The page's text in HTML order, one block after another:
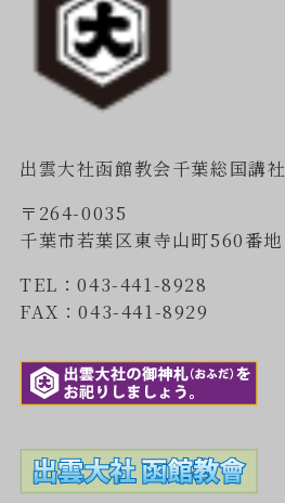
出雲大社函館教会千葉総国講社
〒264-0035
千葉市若葉区東寺山町560番地
TEL：043-441-8928
FAX：043-441-8929